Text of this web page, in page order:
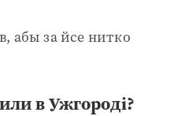
абы за йсе нитко
в Ужгороді?